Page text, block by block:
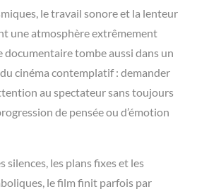
le travail sonore et la lenteur
une atmosphère extrêmement
documentaire tombe aussi dans un
cinéma contemplatif : demander
au spectateur sans toujours
de pensée ou d’émotion
silences, les plans fixes et les
le film finit parfois par